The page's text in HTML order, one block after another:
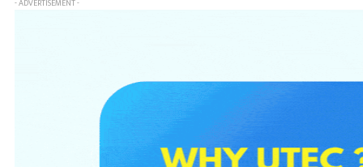
- ADVERTISEMENT -